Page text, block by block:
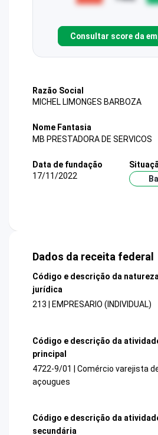
Consultar score da
Razão Social
MICHEL LIMONGES BARBOZA
Nome Fantasia
MB PRESTADORA DE SERVICOS
Data de fundação
17/11/2022
Dados da receita federal
Código e descrição da natureza
jurídica
213 | EMPRESARIO (INDIVIDUAL)
Código e descrição da
principal
4722-9/01 | Comércio varejista
açougues
Código e descrição da
secundária